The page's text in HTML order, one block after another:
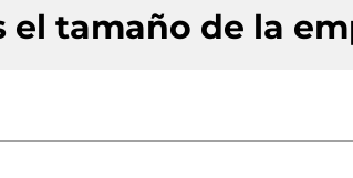
el tamaño de la